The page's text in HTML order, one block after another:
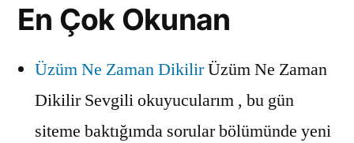
En Çok Okunan
Üzüm Ne Zaman DikilirÜzüm Ne Zaman
Dikilir Sevgili okuyucularım , bu gün
siteme baktığımda sorular bölümünde yeni